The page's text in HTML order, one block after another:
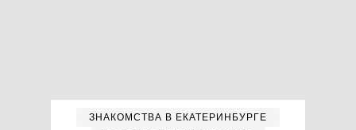
ЗНАКОМСТВА В ЕКАТЕРИНБУРГЕ